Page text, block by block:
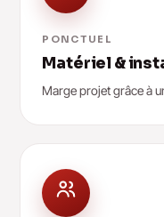
PONCTUEL
Matériel &
Marge projet grâce à